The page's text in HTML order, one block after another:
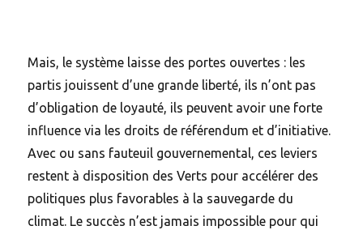
Mais, le système laisse des portes ouvertes : les
partis jouissent d’une grande liberté, ils n’ont pas
d’obligation de loyauté, ils peuvent avoir une forte
influence via les droits de référendum et d’initiative.
Avec ou sans fauteuil gouvernemental, ces leviers
restent à disposition des Verts pour accélérer des
politiques plus favorables à la sauvegarde du
climat. Le succès n’est jamais impossible pour qui